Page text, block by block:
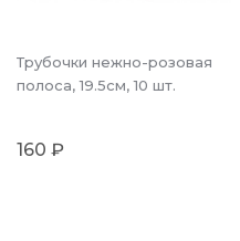
Трубочки нежно-розовая
полоса, 19.5см, 10 шт.
160 ₽